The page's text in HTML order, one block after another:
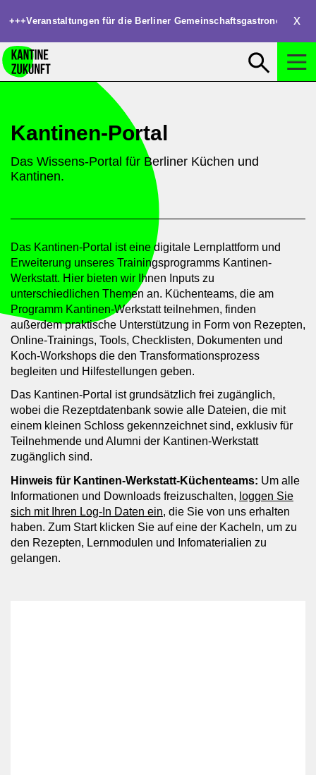
Suchen
Suche öffnen
Kantinen-Portal
Das Wissens-Portal für Berliner Küchen und
Kantinen.
Das Kantinen-Portal ist eine digitale Lernplattform und
Erweiterung unseres Trainingsprogramms Kantinen-
Werkstatt. Hier bieten wir Ihnen Inputs zu
unterschiedlichen Themen an. Küchenteams, die am
Programm Kantinen-Werkstatt teilnehmen, finden
außerdem praktische Unterstützung in Form von Rezepten,
Online-Trainings, Tools, Checklisten, Dokumenten und
Koch-Workshops die den Transformationsprozess
begleiten und Hilfestellungen geben.
Das Kantinen-Portal ist grundsätzlich frei zugänglich,
wobei die Rezeptdatenbank sowie alle Dateien, die mit
einem kleinen Schloss gekennzeichnet sind, exklusiv für
Teilnehmende und Alumni der Kantinen-Werkstatt
zugänglich sind.
Hinweis für Kantinen-Werkstatt-Küchenteams: Um alle
Informationen und Downloads freizuschalten, loggen Sie
sich mit Ihren Log-In Daten ein, die Sie von uns erhalten
haben. Zum Start klicken Sie auf eine der Kacheln, um zu
den Rezepten, Lernmodulen und Infomaterialien zu
gelangen.
+++Veranstaltungen für die Berliner Gemeinschaftsgastronomie: